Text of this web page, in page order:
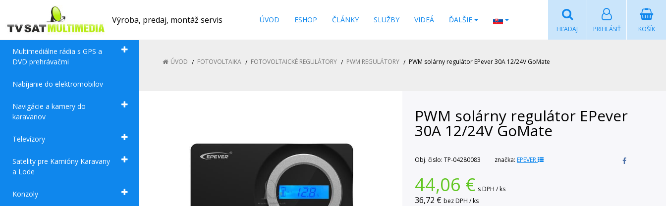
Výroba, predaj, montáž servis ÚVOD ESHOP ČLÁNKY SLUŽBY VIDEÁ ĎALŠIE
KOŠÍK
PRIHLÁSIŤ
HĽADAJ
Multimediálne rádia s GPS a
DVD prehrávačmi
Nabíjanie do elektromobilov
Navigácie a kamery do
karavanov
Televízory
Satelity pre Kamióny Karavany
a Lode
Konzoly
ÚVOD FOTOVOLTAIKA FOTOVOLTAICKÉ REGULÁTORY PWM REGULÁTORY PWM solárny regulátor EPever 30A 12/24V GoMate
PWM solárny regulátor EPever
30A 12/24V GoMate
Obj. čislo: TP-04280083 značka: EPEVER
44,06 € s DPH / ks
36,72 € bez DPH / ks